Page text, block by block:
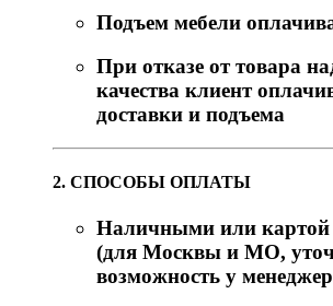
Подъем мебели
При отказе от товара
качества клиент
доставки и подъема
2. СПОСОБЫ ОПЛАТЫ
Наличными или картой
(для Москвы и МО,
возможность у